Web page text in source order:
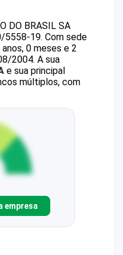
DO BRASIL SA
5558-19. Com sede
anos, 0 meses e 2
2004. A sua
e sua principal
múltiplos, com
empresa